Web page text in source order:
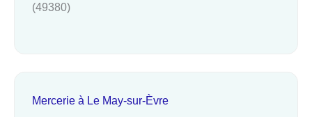
(49380)
Mercerie à Le May-sur-Èvre